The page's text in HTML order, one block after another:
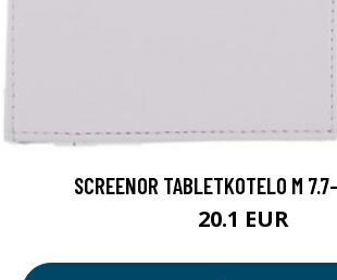
SCREENOR TABLETKOTELO M
20.1 EUR